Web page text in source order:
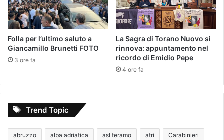
Folla per l’ultimo saluto a
Giancamillo Brunetti FOTO
3 ore fa
La Sagra di Torano Nuovo si
rinnova: appuntamento nel
ricordo di Emidio Pepe
4 ore fa
Trend Topic
abruzzo alba adriatica asl teramo atri Carabinieri